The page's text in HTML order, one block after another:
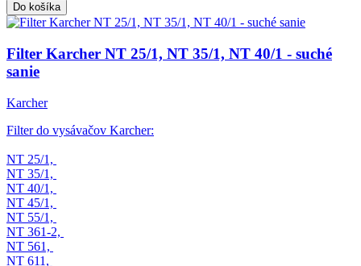
Do košíka
Filter Karcher NT 25/1, NT 35/1, NT 40/1 - suché
sanie
Karcher
Filter do vysávačov Karcher:
NT 25/1,
NT 35/1,
NT 40/1,
NT 45/1,
NT 55/1,
NT 361-2,
NT 561,
NT 611,